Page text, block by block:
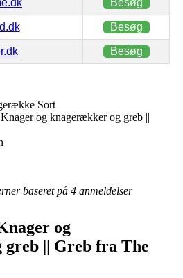
Besøg
Besøg
Sort
og knagerækker og greb ||
baseret på 4 anmeldelser
og
|| Greb fra The